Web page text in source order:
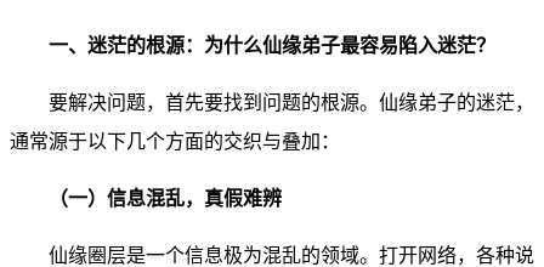
一、迷茫的根源：为什么仙缘弟子最容易陷入迷茫？
要解决问题，首先要找到问题的根源。仙缘弟子的迷茫，
通常源于以下几个方面的交织与叠加：
（一）信息混乱，真假难辨
仙缘圈层是一个信息极为混乱的领域。打开网络，各种说